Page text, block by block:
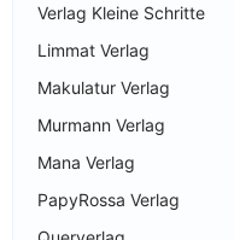
Verlag Kleine Schritte
Limmat Verlag
Makulatur Verlag
Murmann Verlag
Mana Verlag
PapyRossa Verlag